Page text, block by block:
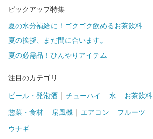
ピックアップ特集
夏の水分補給に！ゴクゴク飲めるお茶飲料
夏の挨拶、まだ間に合います。
夏の必需品！ひんやりアイテム
注目のカテゴリ
ビール・発泡酒 チューハイ 水 お茶飲料
惣菜・食材 扇風機 エアコン フルーツ
ウナギ